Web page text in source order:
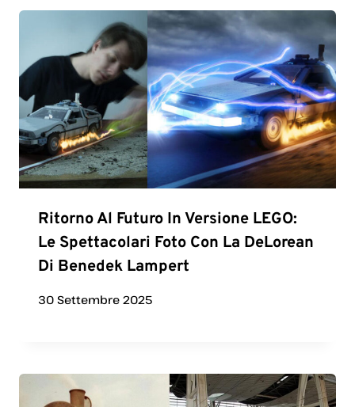
Ritorno Al Futuro In Versione LEGO:
Le Spettacolari Foto Con La DeLorean
Di Benedek Lampert
30 Settembre 2025